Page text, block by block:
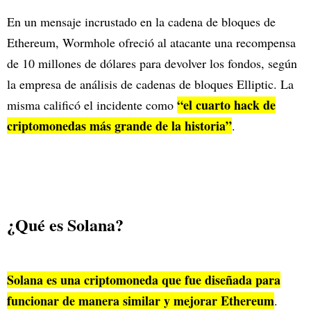
En un mensaje incrustado en la cadena de bloques de
Ethereum, Wormhole ofreció al atacante una recompensa
de 10 millones de dólares para devolver los fondos, según
la empresa de análisis de cadenas de bloques Elliptic. La
misma calificó el incidente como “el cuarto hack de
criptomonedas más grande de la historia”.
¿Qué es Solana?
Solana es una criptomoneda que fue diseñada para
funcionar de manera similar y mejorar Ethereum.